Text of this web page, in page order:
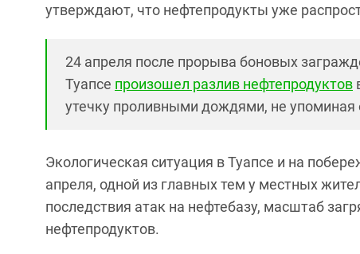
утверждают, что нефтепродукты уже
24 апреля после прорыва боновых
Туапсе произошел разлив нефтепродуктов
утечку проливными дождями, не упоминая
Экологическая ситуация в Туапсе и на
апреля, одной из главных тем у местных
последствия атак на нефтебазу, масштаб
нефтепродуктов.